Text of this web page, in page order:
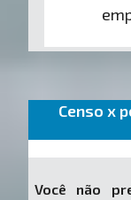
Censo x
Você não